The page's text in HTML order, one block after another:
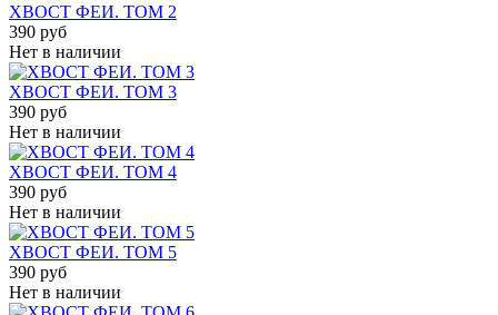
ХВОСТ ФЕИ. ТОМ 2
390 руб
Нет в наличии
ХВОСТ ФЕИ. ТОМ 3
390 руб
Нет в наличии
ХВОСТ ФЕИ. ТОМ 4
390 руб
Нет в наличии
ХВОСТ ФЕИ. ТОМ 5
390 руб
Нет в наличии